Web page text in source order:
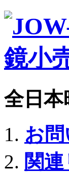
全日本
お
関